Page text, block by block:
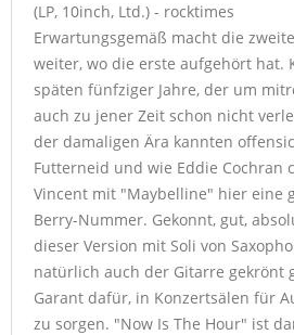
(LP, 10inch, Ltd.) - rocktimes
Erwartungsgemäß macht die
weiter, wo die erste aufgehört hat.
späten fünfziger Jahre, der um
auch zu jener Zeit schon nicht
der damaligen Ära kannten
Futterneid und wie Eddie Cochran
Vincent mit "Maybelline" hier eine
Berry-Nummer. Gekonnt, gut,
dieser Version mit Soli von
natürlich auch der Gitarre gekrönt
Garant dafür, in Konzertsälen für
zu sorgen. "Now Is The Hour" ist